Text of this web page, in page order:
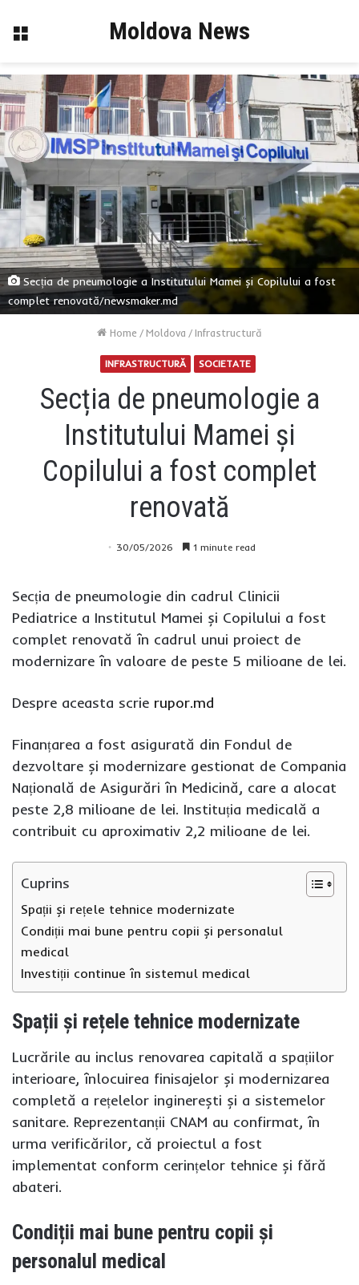
Menu Moldova News
Secția de pneumologie a Institutului Mamei și Copilului a fost
complet renovată/newsmaker.md
Home /Moldova /Infrastructură
INFRASTRUCTURĂ SOCIETATE
Secția de pneumologie a
Institutului Mamei și
Copilului a fost complet
renovată
30/05/2026 1 minute read
Secția de pneumologie din cadrul Clinicii
Pediatrice a Institutul Mamei și Copilului a fost
complet renovată în cadrul unui proiect de
modernizare în valoare de peste 5 milioane de lei.
Despre aceasta scrie rupor.md
Finanțarea a fost asigurată din Fondul de
dezvoltare și modernizare gestionat de Compania
Națională de Asigurări în Medicină, care a alocat
peste 2,8 milioane de lei. Instituția medicală a
contribuit cu aproximativ 2,2 milioane de lei.
Cuprins
Spații și rețele tehnice modernizate
Condiții mai bune pentru copii și personalul
medical
Investiții continue în sistemul medical
Spații și rețele tehnice modernizate
Lucrările au inclus renovarea capitală a spațiilor
interioare, înlocuirea finisajelor și modernizarea
completă a rețelelor inginerești și a sistemelor
sanitare. Reprezentanții CNAM au confirmat, în
urma verificărilor, că proiectul a fost
implementat conform cerințelor tehnice și fără
abateri.
Condiții mai bune pentru copii și
personalul medical